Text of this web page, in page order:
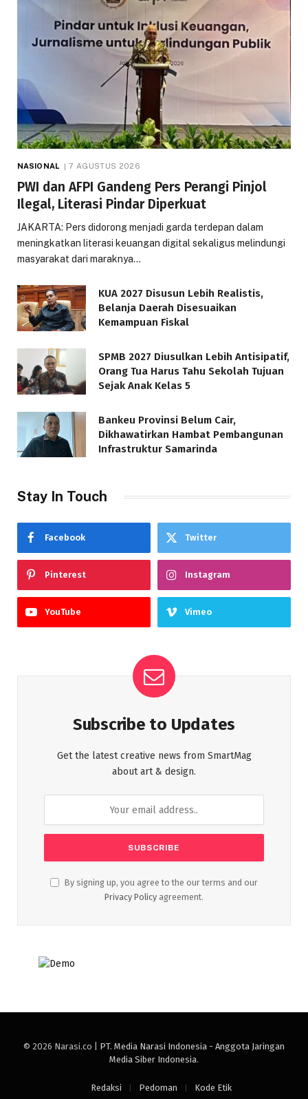
NASIONAL 7 AGUSTUS 2026
PWI dan AFPI Gandeng Pers Perangi Pinjol
Ilegal, Literasi Pindar Diperkuat
JAKARTA: Pers didorong menjadi garda terdepan dalam
meningkatkan literasi keuangan digital sekaligus melindungi
masyarakat dari maraknya…
KUA 2027 Disusun Lebih Realistis,
Belanja Daerah Disesuaikan
Kemampuan Fiskal
SPMB 2027 Diusulkan Lebih Antisipatif,
Orang Tua Harus Tahu Sekolah Tujuan
Sejak Anak Kelas 5
Bankeu Provinsi Belum Cair,
Dikhawatirkan Hambat Pembangunan
Infrastruktur Samarinda
Stay In Touch
Facebook Twitter
Pinterest Instagram
YouTube Vimeo
Subscribe to Updates
Get the latest creative news from SmartMag
about art & design.
By signing up, you agree to the our terms and our
Privacy Policy agreement.
© 2026 Narasi.co | PT. Media Narasi Indonesia - Anggota Jaringan
Media Siber Indonesia.
Redaksi Pedoman Kode Etik